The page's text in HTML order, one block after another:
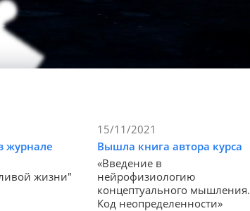
журнале
жизни"
15/11/2021
Вышла книга автора курса
«Введение в
нейрофизиологию
концептуального мышления.
Код неопределенности»